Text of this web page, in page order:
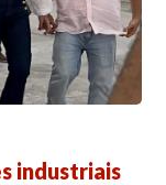
industriais